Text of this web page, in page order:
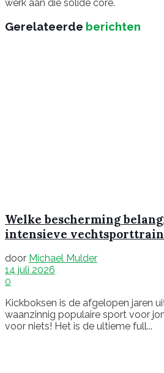
werk aan die solide core.
Gerelateerde berichten
Welke bescherming
intensieve
door Michael Mulder
14 juli 2026
0
Kickboksen is de afgelopen jaren
waanzinnig populaire sport voor
voor niets! Het is de ultieme full...